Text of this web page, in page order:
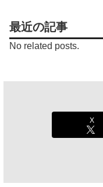
最近の記事
No related posts.
X